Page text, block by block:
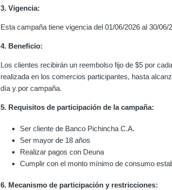
3. Vigencia:
Esta campaña tiene vigencia del 01/06/2026 al 30/06/
4. Beneficio:
Los clientes recibirán un reembolso fijo de $5 por
realizada en los comercios participantes, hasta
día y por campaña.
5. Requisitos de participación de la campaña:
Ser cliente de Banco Pichincha C.A.
Ser mayor de 18 años
Realizar pagos con Deuna
Cumplir con el monto mínimo de consumo
6. Mecanismo de participación y restricciones: